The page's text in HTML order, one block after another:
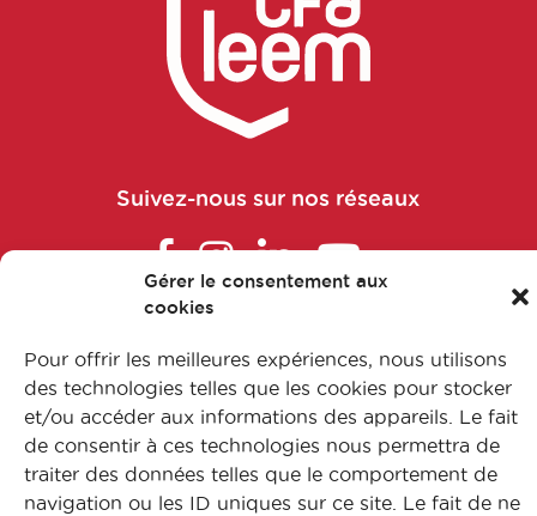
Gérer le consentement aux
cookies
Pour offrir les meilleures expériences, nous utilisons
des technologies telles que les cookies pour stocker
et/ou accéder aux informations des appareils. Le fait
de consentir à ces technologies nous permettra de
traiter des données telles que le comportement de
navigation ou les ID uniques sur ce site. Le fait de ne
Suivez-nous sur nos réseaux
L’apprentissage
Nos formations
Nos métiers
Contactez-nous